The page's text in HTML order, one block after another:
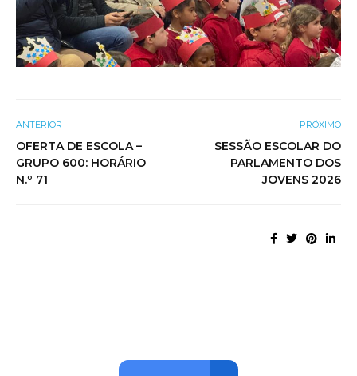
ANTERIOR
OFERTA DE ESCOLA –
GRUPO 600: HORÁRIO
N.º 71
PRÓXIMO
SESSÃO ESCOLAR DO
PARLAMENTO DOS
JOVENS 2026